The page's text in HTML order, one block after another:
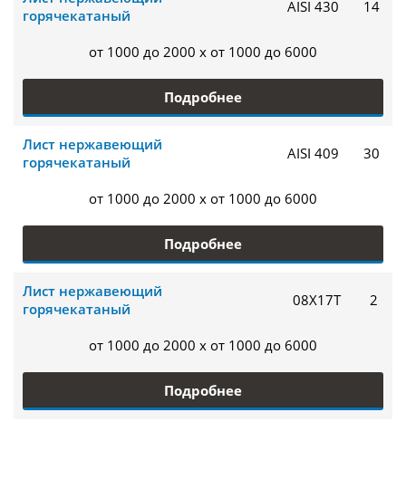
горячекатаный
AISI 430 14
от 1000 до 2000 x от 1000 до 6000
Подробнее
Лист нержавеющий
горячекатаный
AISI 409 30
от 1000 до 2000 x от 1000 до 6000
Подробнее
Лист нержавеющий
горячекатаный
08Х17Т 2
от 1000 до 2000 x от 1000 до 6000
Подробнее